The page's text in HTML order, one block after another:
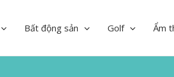
Bất động sản Golf Ẩm